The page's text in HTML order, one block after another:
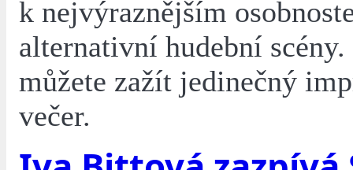
k nejvýraznějším
alternativní hudební scény.
můžete zažít jedinečný
večer.